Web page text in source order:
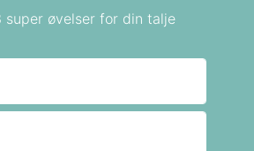
øvelser for din talje